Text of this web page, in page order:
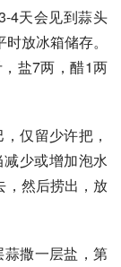
4天会见到蒜头
放冰箱储存。
盐7两，醋1两
仅留少许把，
少或增加泡水
，然后捞出，放
撒一层盐，第